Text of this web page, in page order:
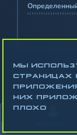
Математика
Геометрия
МЫ
СТРАНИЦАХ
НИХ
ПЛОХО